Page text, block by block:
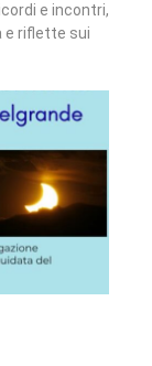
e incontri,
e riflette sui